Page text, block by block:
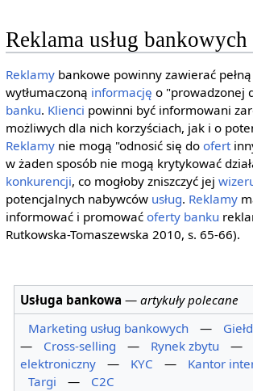
Reklama usług bankowych
Reklamybankowe powinny zawierać
wytłumaczoną informację o "prowadzonej
banku. Klienci powinni być informowani
możliwych dla nich korzyściach, jak i o
Reklamynie mogą "odnosić się do ofert
w żaden sposób nie mogą krytykować
konkurencji, co mogłoby zniszczyć jej
potencjalnych nabywców usług. Reklamy
informować i promować oferty banku
Rutkowska-Tomaszewska 2010, s. 65-66).
Usługa bankowa —artykuły polecane
Marketing usług bankowych
—
—
Cross-selling — Rynek zbytu —
elektroniczny
— KYC — Kantor
Targi
— C2C